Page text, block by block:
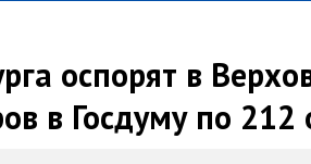
оспорят в
в Госдуму по 212